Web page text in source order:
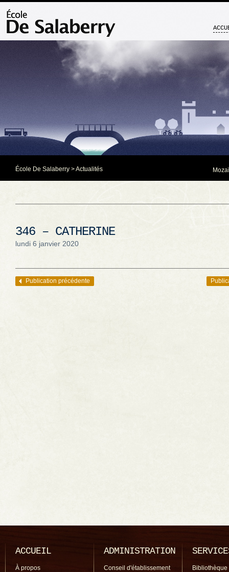
École De Salaberry >Actualités
346 – CATHERINE
lundi 6 janvier 2020
Navigation des articles
Publication précédente
ACCUEIL
À propos
ADMINISTRATION
Conseil d'établissement
Bibliothèque